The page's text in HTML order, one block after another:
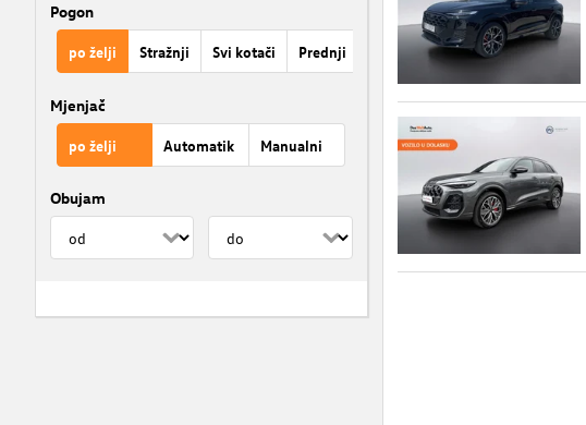
Pogon
po želji Stražnji Svi kotači Prednji
Mjenjač
po želji Automatik Manualni
Obujam